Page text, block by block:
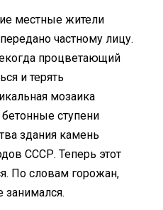
местные жители
частному лицу.
процветающий
и терять
мозаика
ступени
здания камень
СССР. Теперь этот
По словам горожан,
занимался.